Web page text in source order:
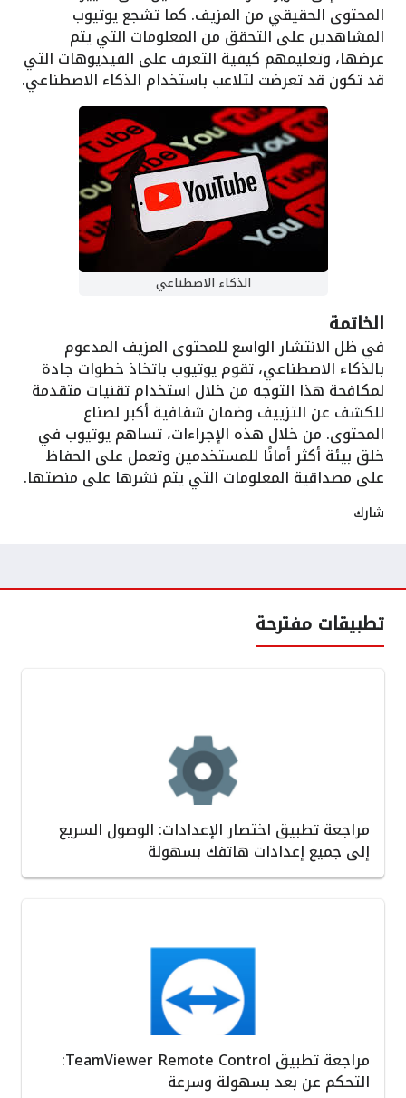
المحتوى الحقيقي من المزيف. كما تشجع يوتيوب
المشاهدين على التحقق من المعلومات التي يتم
عرضها، وتعليمهم كيفية التعرف على الفيديوهات التي
قد تكون قد تعرضت لتلاعب باستخدام الذكاء الاصطناعي.
الذكاء الاصطناعي
الخاتمة
في ظل الانتشار الواسع للمحتوى المزيف المدعوم
بالذكاء الاصطناعي، تقوم يوتيوب باتخاذ خطوات جادة
لمكافحة هذا التوجه من خلال استخدام تقنيات متقدمة
للكشف عن التزييف وضمان شفافية أكبر لصناع
المحتوى. من خلال هذه الإجراءات، تساهم يوتيوب في
خلق بيئة أكثر أمانًا للمستخدمين وتعمل على الحفاظ
على مصداقية المعلومات التي يتم نشرها على منصتها.
شارك
تطبيقات مفترحة
مراجعة تطبيق اختصار الإعدادات: الوصول السريع
إلى جميع إعدادات هاتفك بسهولة
مراجعة تطبيق TeamViewer Remote Control:
التحكم عن بعد بسهولة وسرعة